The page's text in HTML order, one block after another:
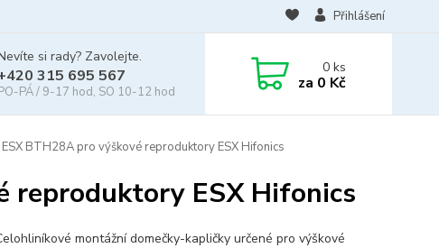
Přihlášení
si rady? Zavolejte.
315 695 567
PÁ / 9-17 hod, SO 10-12 hod
0ks
za 0 Kč
BTH28A pro výškové reproduktory ESX Hifonics
reproduktory ESX Hifonics
montážní domečky-kapličky určené pro výškové